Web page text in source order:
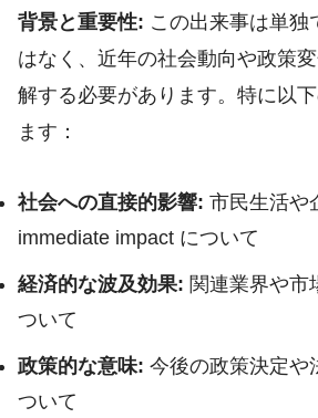
背景と重要性: この出来事は単独
はなく、近年の社会動向や政策
解する必要があります。特に以
ます：
社会への直接的影響: 市民生活や
immediate impact について
経済的な波及効果: 関連業界や市
ついて
政策的な意味: 今後の政策決定や
ついて